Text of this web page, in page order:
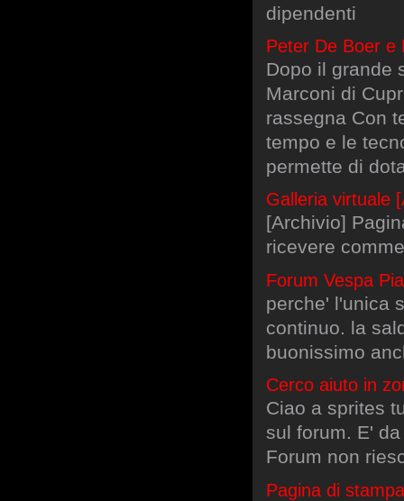
dipendenti
Peter De Boer e
Dopo il grande
Marconi di
rassegna Con
tempo e le
permette di
Galleria virtuale
[Archivio]
ricevere
Forum Vespa
perche' l'unica
continuo. la
buonissimo
Cerco aiuto in
Ciao a sprites
sul forum. E'
Forum non
Pagina di